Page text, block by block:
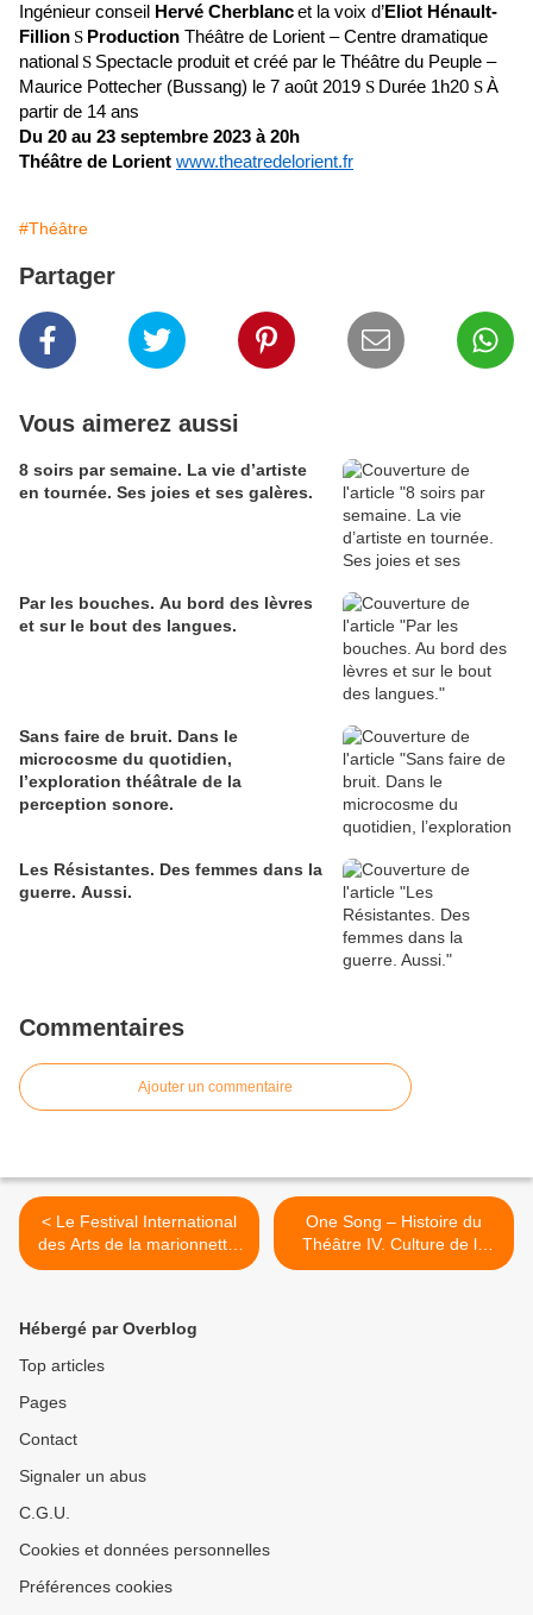
Ingénieur conseil Hervé Cherblancet la voix d’Eliot Hénault-
Fillion S Production Théâtre de Lorient – Centre dramatique
national S Spectacle produit et créé par le Théâtre du Peuple –
Maurice Pottecher (Bussang) le 7 août 2019 S Durée 1h20 SÀ
partir de 14 ans
Du 20 au 23 septembre 2023 à 20h
Théâtre de Lorient www.theatredelorient.fr
#Théâtre
Partager
Vous aimerez aussi
8 soirs par semaine. La vie d’artiste
en tournée. Ses joies et ses galères.
Par les bouches. Au bord des lèvres
et sur le bout des langues.
Sans faire de bruit. Dans le
microcosme du quotidien,
l’exploration théâtrale de la
perception sonore.
Les Résistantes. Des femmes dans la
guerre. Aussi.
Commentaires
Ajouter un commentaire
< Le Festival International
des Arts de la marionnette.
Sous le signe de la diversité
mouvement.
One Song – Histoire du
Théâtre IV. Culture de la
performance, performance
Hébergé par Overblog
Top articles
Pages
Contact
Signaler un abus
C.G.U.
Cookies et données personnelles
Préférences cookies